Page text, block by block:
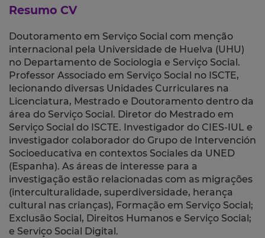
Resumo CV
Doutoramento em Serviço Social com menção
internacional pela Universidade de Huelva (UHU)
no Departamento de Sociologia e Serviço Social.
Professor Associado em Serviço Social no ISCTE,
lecionando diversas Unidades Curriculares na
Licenciatura, Mestrado e Doutoramento dentro da
área do Serviço Social. Diretor do Mestrado em
Serviço Social do ISCTE. Investigador do CIES-IUL e
investigador colaborador do Grupo de Intervención
Socioeducativa en contextos Sociales da UNED
(Espanha). As áreas de interesse para a
investigação estão relacionadas com as migrações
(interculturalidade, superdiversidade, herança
cultural nas crianças), Formação em Serviço Social;
Exclusão Social, Direitos Humanos e Serviço Social;
e Serviço Social Digital.